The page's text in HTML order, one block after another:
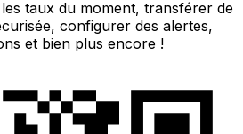
taux du moment, transférer de
configurer des alertes,
et bien plus encore !